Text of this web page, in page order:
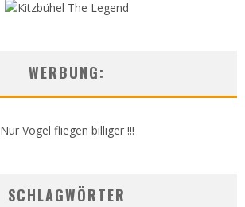
WERBUNG:
Nur Vögel fliegen billiger !!!
SCHLAGWÖRTER